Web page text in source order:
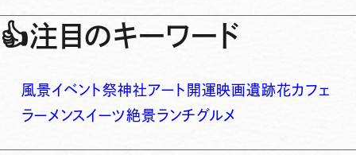
👍注目のキーワード
風景イベント祭神社アート 開運映画遺跡花カフェ
ラーメンスイーツ絶景ランチグルメ